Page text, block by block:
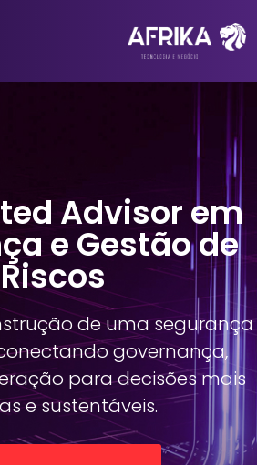
Advisor em
e Gestão de
Riscos
de uma segurança
governança,
para decisões mais
e sustentáveis.